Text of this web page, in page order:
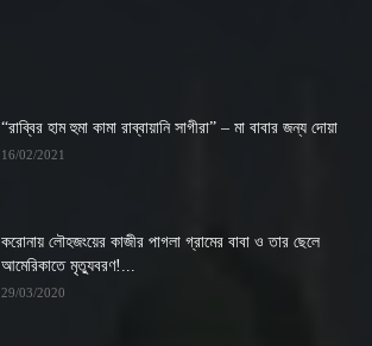
“রাব্বির হাম হুমা কামা রাব্বায়ানি সাগীরা” – মা বাবার জন্য দোয়া
16/02/2021
করোনায় লৌহজংয়ের কাজীর পাগলা গ্রামের বাবা ও তার ছেলে
আমেরিকাতে মৃত্যুবরণ!...
29/03/2020